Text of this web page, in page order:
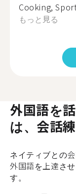
Cooking,
もっと見る
外国語を
は、会話
ネイティブとの
外国語を上達さ
す。